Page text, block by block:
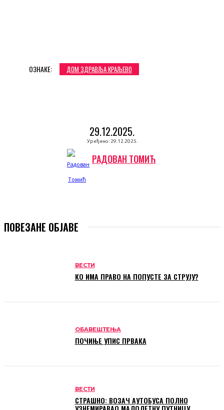
ОЗНАКЕ: ДОМ ЗДРАВЉА КРАЉЕВО
29.12.2025.
Уређено: 29.12.2025.
РАДОВАН ТОМИЋ
ПОВЕЗАНЕ ОБЈАВЕ
ВЕСТИ
КО ИМА ПРАВО НА ПОПУСТЕ ЗА СТРУЈУ?
ОБАВЕШТЕЊА
ПОЧИЊЕ УПИС ПРВАКА
ВЕСТИ
СТРАШНО: ВОЗАЧ АУТОБУСА ПОЛНО